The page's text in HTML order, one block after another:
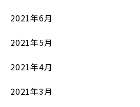
2021年6月
2021年5月
2021年4月
2021年3月